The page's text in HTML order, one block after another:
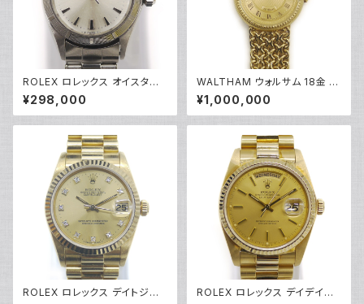
ROLEX ロレックス オイスター
パーペチュアル 6623 7桁17番
自動巻き シルバー文字盤 レディ
ースウォッチ Y04583
¥298,000
WALTHAM ウォルサム 18金 手
巻き時計 レディースウォッチ ド
レスウォッチ ダイヤモンド 金文
字盤 Y05142
¥1,000,000
ROLEX ロレックス デイトジャ
ROLEX ロレックス デイデイト 1